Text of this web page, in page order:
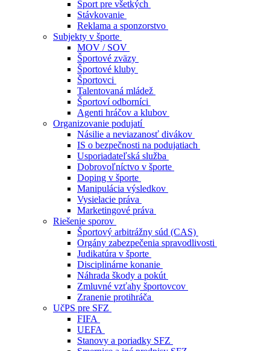
Šport pre všetkých
Stávkovanie
Reklama a sponzorstvo
Subjekty v športe
MOV / SOV
Športové zväzy
Športové kluby
Športovci
Talentovaná mládež
Športoví odborníci
Agenti hráčov a klubov
Organizovanie podujatí
Násilie a neviazanosť divákov
IS o bezpečnosti na podujatiach
Usporiadateľská služba
Dobrovoľníctvo v športe
Doping v športe
Manipulácia výsledkov
Vysielacie práva
Marketingové práva
Riešenie sporov
Športový arbitrážny súd (CAS)
Orgány zabezpečenia spravodlivosti
Judikatúra v športe
Disciplinárne konanie
Náhrada škody a pokút
Zmluvné vzťahy športovcov
Zranenie protihráča
UčPS pre SFZ
FIFA
UEFA
Stanovy a poriadky SFZ